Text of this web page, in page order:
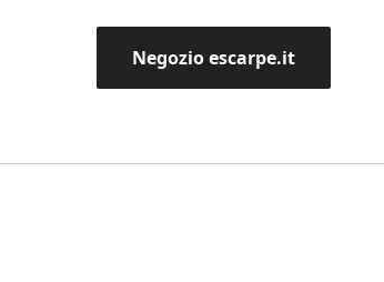
Negozio escarpe.it